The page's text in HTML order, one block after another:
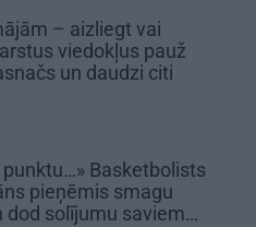
– aizliegt vai
viedokļus pauž
un daudzi citi
punktu…» Basketbolists
pieņēmis smagu
dod solījumu saviem